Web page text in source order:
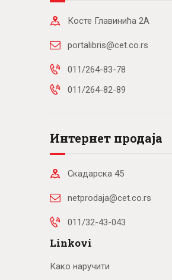
Косте Главинића 2А
portalibris@cet.co.rs
011/264-83-78
011/264-82-89
Интернет продаја
Скадарска 45
netprodaja@cet.co.rs
011/32-43-043
Linkovi
Како наручити